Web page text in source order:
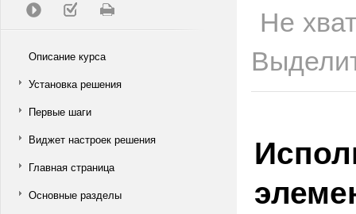
Описание курса
Установка решения
Первые шаги
Виджет настроек решения
Главная страница
Основные разделы
Не